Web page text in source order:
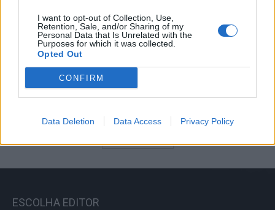
I want to opt-out of Collection, Use,
Retention, Sale, and/or Sharing of my
Personal Data that Is Unrelated with the
Purposes for which it was collected.
Opted Out
CONFIRM
Data Deletion Data Access Privacy Policy
Mateus
06/08/2026
Primeira etapa da Volta a Portugal em
Bicicleta começa esta tarde na Lourinhã
06/08/2026
ESCOLHA EDITOR